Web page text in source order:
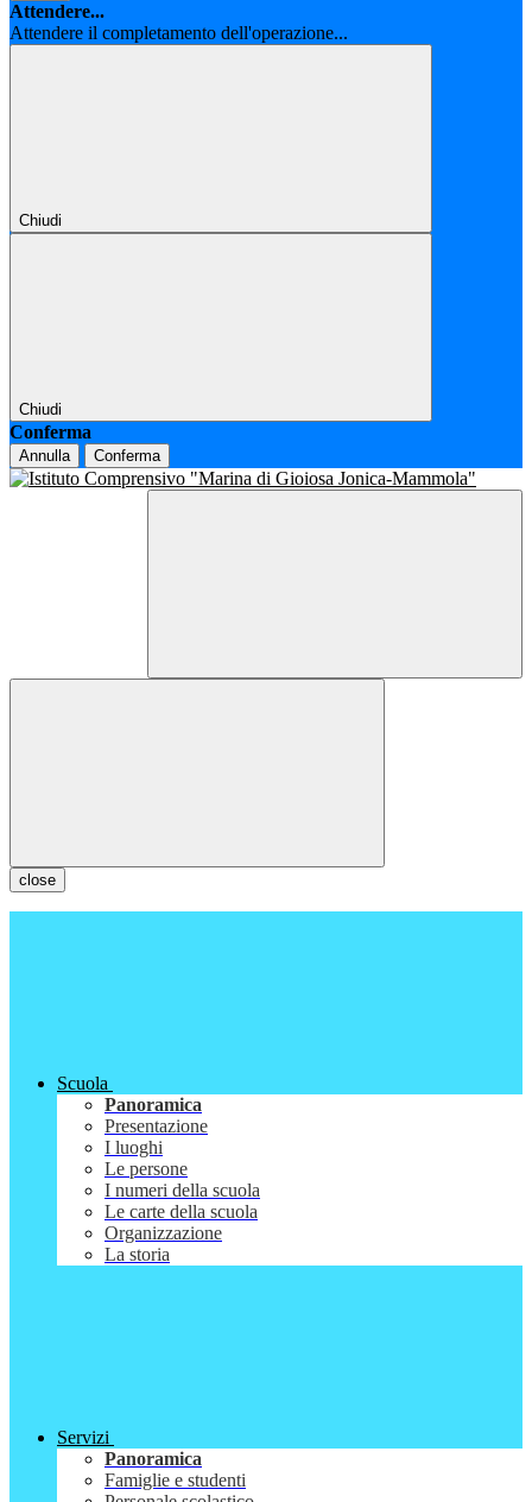
Attendere...
Attendere il completamento dell'operazione...
Chiudi
Chiudi
Conferma
Annulla Conferma
close
Scuola
Panoramica
Presentazione
I luoghi
Le persone
I numeri della scuola
Le carte della scuola
Organizzazione
La storia
Servizi
Panoramica
Famiglie e studenti